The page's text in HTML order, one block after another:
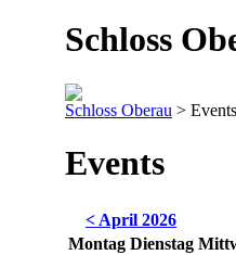
Schloss
Schloss Oberau > Events
Events
< April 2026
Montag Dienstag